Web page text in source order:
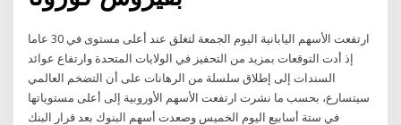
ارتفعت الأسهم اليابانية اليوم الجمعة لتغلق عند أعلى مستوى في 30 عاما
إذ أدت التوقعات بمزيد من التحفيز في الولايات المتحدة وارتفاع عوائد
السندات إلى إطلاق سلسلة من الرهانات على أن التضخم العالمي
سيتسارع، بحسب ما نشرت ارتفعت الأسهم الأوروبية إلى أعلى مستوياتها
في ستة أسابيع اليوم الخميس وصعدت أسهم البنوك بعد قرار البنك